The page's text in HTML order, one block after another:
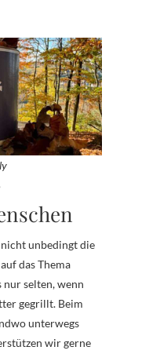
unbedingt die
das Thema
nur selten, wenn
gegrillt. Beim
unterwegs
wir gerne